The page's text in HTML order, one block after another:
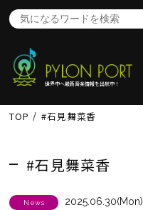
世界中へ最新音楽情報を出航中！
TOP #石見舞菜香
#石見舞菜香
News 2025.06.30(Mon)